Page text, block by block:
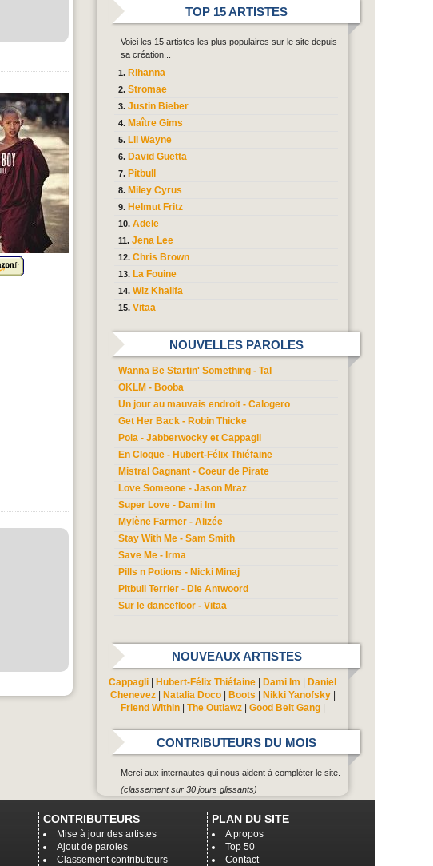
TOP 15 ARTISTES
Voici les 15 artistes les plus populaires sur le site depuis
sa création...
Rihanna
Stromae
Justin Bieber
Maître Gims
Lil Wayne
David Guetta
Pitbull
Miley Cyrus
Helmut Fritz
Adele
Jena Lee
Chris Brown
La Fouine
Wiz Khalifa
Vitaa
NOUVELLES PAROLES
Wanna Be Startin' Something - Tal
OKLM - Booba
Un jour au mauvais endroit - Calogero
Get Her Back - Robin Thicke
Pola - Jabberwocky et Cappagli
En Cloque - Hubert-Félix Thiéfaine
Mistral Gagnant - Coeur de Pirate
Love Someone - Jason Mraz
Super Love - Dami Im
Mylène Farmer - Alizée
Stay With Me - Sam Smith
Save Me - Irma
Pills n Potions - Nicki Minaj
Pitbull Terrier - Die Antwoord
Sur le dancefloor - Vitaa
NOUVEAUX ARTISTES
Cappagli Hubert-Félix Thiéfaine Dami Im
Daniel
Chenevez| Natalia Doco| Boots Nikki Yanofsky|
Friend Within| The Outlawz| Good Belt Gang|
CONTRIBUTEURS DU MOIS
Merci aux internautes qui nous aident à compléter le site.
(classement sur 30 jours glissants)
PLAN DU SITE
A propos
Top 50
Contact
CONTRIBUTEURS
Mise à jour des artistes
Ajout de paroles
Classement contributeurs